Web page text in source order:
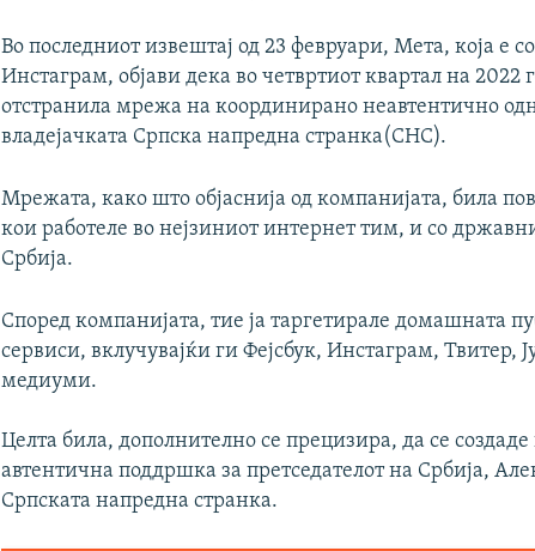
Во последниот извештај од 23 февруари, Мета, која е
Инстаграм, објави дека во четвртиот квартал на 2022
отстранила мрежа на координирано неавтентично
владејачката Српска напредна странка(СНС).
Мрежата, како што објаснија од компанијата, била
кои работеле во нејзиниот интернет тим, и со
Србија.
Според компанијата, тие ја таргетирале домашната
сервиси, вклучувајќи ги Фејсбук, Инстаграм, Твитер,
медиуми.
Целта била, дополнително се прецизира, да се
автентична поддршка за претседателот на Србија,
Српската напредна странка.